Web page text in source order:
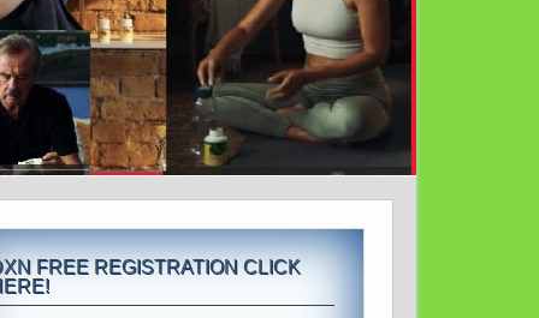
FREE REGISTRATION CLICK